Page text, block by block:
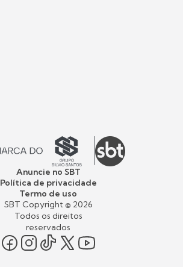
Anuncie no SBT
Política de privacidade
Termo de uso
SBT Copyright © 2026
Todos os direitos
reservados